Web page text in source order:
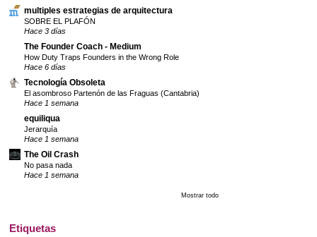
multiples estrategias de arquitectura
SOBRE EL PLAFÓN
Hace 3 días
The Founder Coach - Medium
How Duty Traps Founders in the Wrong Role
Hace 6 días
Tecnología Obsoleta
El asombroso Partenón de las Fraguas (Cantabria)
Hace 1 semana
equiliqua
Jerarquía
Hace 1 semana
The Oil Crash
No pasa nada
Hace 1 semana
Mostrar todo
Etiquetas